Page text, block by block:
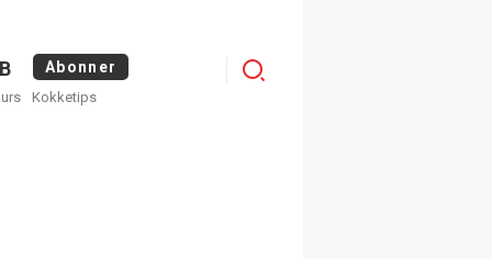
Abonner
Kokketips
Logg